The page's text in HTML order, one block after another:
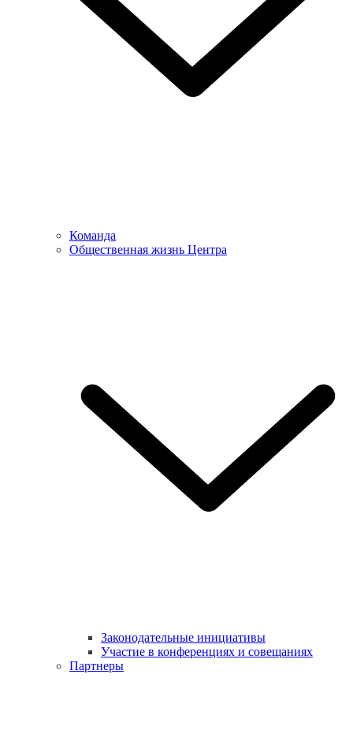
Команда
Общественная жизнь Центра
Законодательные инициативы
Участие в конференциях и совещаниях
Партнеры